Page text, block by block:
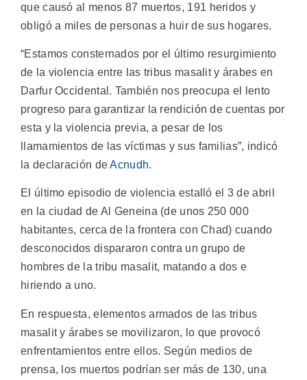
que causó al menos 87 muertos, 191 heridos y
obligó a miles de personas a huir de sus hogares.
“Estamos consternados por el último resurgimiento
de la violencia entre las tribus masalit y árabes en
Darfur Occidental. También nos preocupa el lento
progreso para garantizar la rendición de cuentas por
esta y la violencia previa, a pesar de los
llamamientos de las víctimas y sus familias”, indicó
la declaración deAcnudh.
El último episodio de violencia estalló el 3 de abril
en la ciudad de Al Geneina (de unos 250 000
habitantes, cerca de la frontera con Chad) cuando
desconocidos dispararon contra un grupo de
hombres de la tribu masalit, matando a dos e
hiriendo a uno.
En respuesta, elementos armados de las tribus
masalit y árabes se movilizaron, lo que provocó
enfrentamientos entre ellos. Según medios de
prensa, los muertos podrían ser más de 130, una